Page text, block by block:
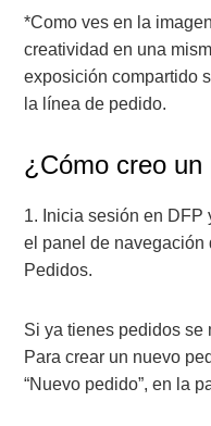
*Como ves en la
creatividad en una
exposición compartido
la línea de pedido.
¿Cómo creo
1. Inicia sesión en DFP
el panel de navegación
Pedidos.
Si ya tienes pedidos se
Para crear un nuevo
“Nuevo pedido”, en la